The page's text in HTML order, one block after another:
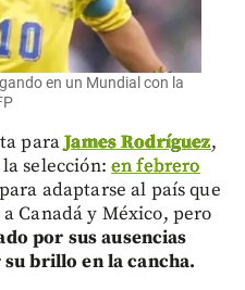
en un Mundial con la
paraJames Rodríguez,
selección: en febrero
adaptarse al país que
Canadá y México, pero
por sus ausencias
brillo en la cancha.